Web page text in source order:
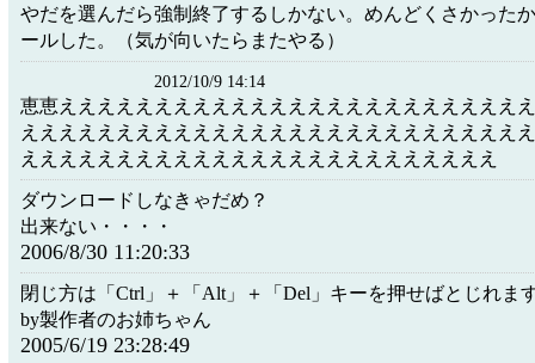
やだを選んだら強制終了するしかない。めんどくさかった
ールした。（気が向いたらまたやる）
2012/10/9 14:14
恵恵ええええええええええええええええええええええええ
ええええええええええええええええええええええええええ
えええええええええええええええええええええええええ
ダウンロードしなきゃだめ？
出来ない・・・・
2006/8/30 11:20:33
閉じ方は「Ctrl」＋「Alt」＋「Del」キーを押せばとじれま
by製作者のお姉ちゃん
2005/6/19 23:28:49